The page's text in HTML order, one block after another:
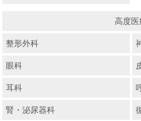
高度医
整形外科
眼科
耳科
腎・泌尿器科